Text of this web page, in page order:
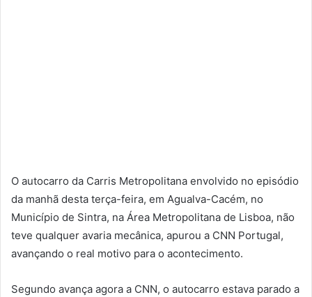
O autocarro da Carris Metropolitana envolvido no episódio
da manhã desta terça-feira, em Agualva-Cacém, no
Município de Sintra, na Área Metropolitana de Lisboa, não
teve qualquer avaria mecânica, apurou a CNN Portugal,
avançando o real motivo para o acontecimento.
Segundo avança agora a CNN, o autocarro estava parado a